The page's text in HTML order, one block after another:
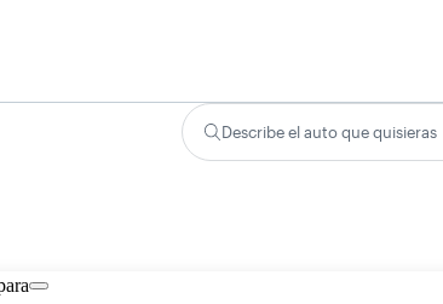
Describe el auto que quisieras